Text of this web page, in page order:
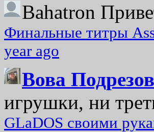
Bahatron
Финальные титры
year ago
Вова Подрезов
игрушки, ни
GLaDOS своими